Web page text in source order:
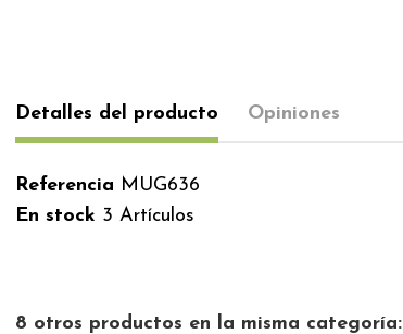
Detalles del producto Opiniones
Referencia MUG636
En stock 3 Artículos
8 otros productos en la misma categoría: